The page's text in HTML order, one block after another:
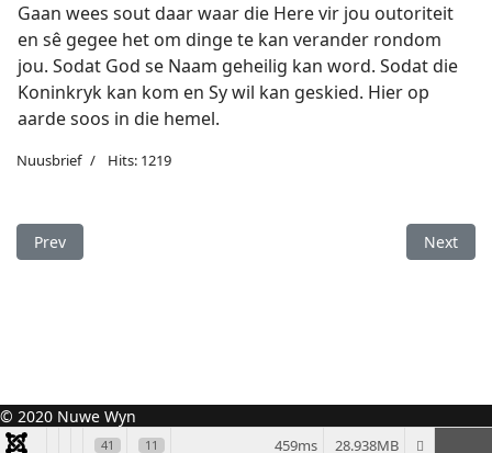
Gaan wees sout daar waar die Here vir jou outoriteit
en sê gegee het om dinge te kan verander rondom
jou. Sodat God se Naam geheilig kan word. Sodat die
Koninkryk kan kom en Sy wil kan geskied. Hier op
aarde soos in die hemel.
Nuusbrief Hits: 1219
Previous article: Alle koninkryke moet uiteindelik buig en
Prev Next
Next
© 2020 Nuwe Wyn
41 11 28.938MB
459ms